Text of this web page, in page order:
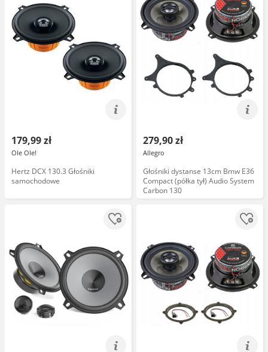
179,99 zł
Ole Ole!
Hertz DCX 130.3 Głośniki
samochodowe
279,90 zł
Allegro
Głośniki dystanse 13cm Bmw E36
Compact (półka tył) Audio System
Carbon 130